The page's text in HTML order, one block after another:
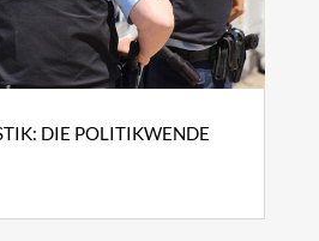
DIE POLITIKWENDE